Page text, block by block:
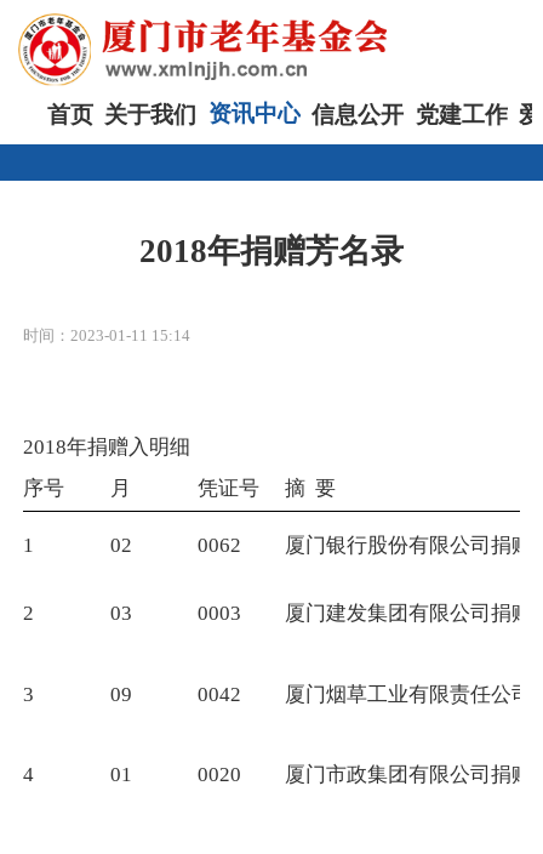
首页 关于我们 资讯中心 信息公开 党建工作
2018年捐赠芳名录
时间：2023-01-11 15:14
2018年捐赠入明细
序号
月 凭证号 摘 要
1 02 0062 厦门银行股份有限公司捐赠
2 03 0003 厦门建发集团有限公司捐赠
3 09 0042 厦门烟草工业有限责任公司
4 01 0020 厦门市政集团有限公司捐赠